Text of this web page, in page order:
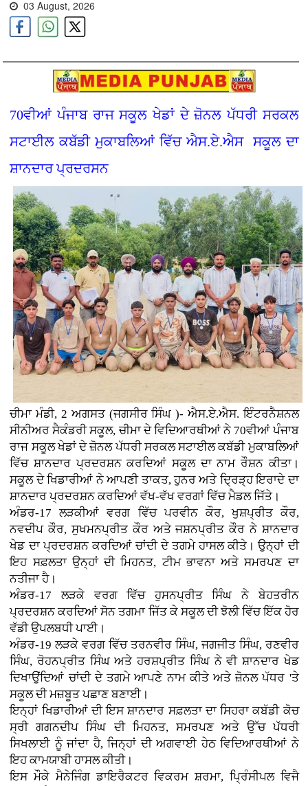
03 August, 2026
70ਵੀਆਂ ਪੰਜਾਬ ਰਾਜ ਸਕੂਲ ਖੇਡਾਂ ਦੇ ਜ਼ੋਨਲ ਪੱਧਰੀ ਸਰਕਲ
ਸਟਾਈਲ ਕਬੱਡੀ ਮੁਕਾਬਲਿਆਂ ਵਿੱਚ ਐਸ.ਏ.ਐਸ ਸਕੂਲ ਦਾ
ਸ਼ਾਨਦਾਰ ਪ੍ਰਦਰਸਨ
ਚੀਮਾ ਮੰਡੀ, 2 ਅਗਸਤ (ਜਗਸੀਰ ਸਿੰਘ )- ਐਸ.ਏ.ਐਸ. ਇੰਟਰਨੈਸ਼ਨਲ
ਸੀਨੀਅਰ ਸੈਕੰਡਰੀ ਸਕੂਲ, ਚੀਮਾ ਦੇ ਵਿਦਿਆਰਥੀਆਂ ਨੇ 70ਵੀਆਂ ਪੰਜਾਬ
ਰਾਜ ਸਕੂਲ ਖੇਡਾਂ ਦੇ ਜ਼ੋਨਲ ਪੱਧਰੀ ਸਰਕਲ ਸਟਾਈਲ ਕਬੱਡੀ ਮੁਕਾਬਲਿਆਂ
ਵਿੱਚ ਸ਼ਾਨਦਾਰ ਪ੍ਰਦਰਸ਼ਨ ਕਰਦਿਆਂ ਸਕੂਲ ਦਾ ਨਾਮ ਰੌਸ਼ਨ ਕੀਤਾ।
ਸਕੂਲ ਦੇ ਖਿਡਾਰੀਆਂ ਨੇ ਆਪਣੀ ਤਾਕਤ, ਹੁਨਰ ਅਤੇ ਦ੍ਰਿੜ੍ਹ ਇਰਾਦੇ ਦਾ
ਸ਼ਾਨਦਾਰ ਪ੍ਰਦਰਸ਼ਨ ਕਰਦਿਆਂ ਵੱਖ-ਵੱਖ ਵਰਗਾਂ ਵਿੱਚ ਮੈਡਲ ਜਿੱਤੇ।
ਅੰਡਰ-17 ਲੜਕੀਆਂ ਵਰਗ ਵਿੱਚ ਪਰਵੀਨ ਕੌਰ, ਖੁਸ਼ਪ੍ਰੀਤ ਕੌਰ,
ਨਵਦੀਪ ਕੌਰ, ਸੁਖਮਨਪ੍ਰੀਤ ਕੌਰ ਅਤੇ ਜਸ਼ਨਪ੍ਰੀਤ ਕੌਰ ਨੇ ਸ਼ਾਨਦਾਰ
ਖੇਡ ਦਾ ਪ੍ਰਦਰਸ਼ਨ ਕਰਦਿਆਂ ਚਾਂਦੀ ਦੇ ਤਗਮੇ ਹਾਸਲ ਕੀਤੇ। ਉਨ੍ਹਾਂ ਦੀ
ਇਹ ਸਫ਼ਲਤਾ ਉਨ੍ਹਾਂ ਦੀ ਮਿਹਨਤ, ਟੀਮ ਭਾਵਨਾ ਅਤੇ ਸਮਰਪਣ ਦਾ
ਨਤੀਜਾ ਹੈ।
ਅੰਡਰ-17 ਲੜਕੇ ਵਰਗ ਵਿੱਚ ਹੁਸਨਪ੍ਰੀਤ ਸਿੰਘ ਨੇ ਬੇਹਤਰੀਨ
ਪ੍ਰਦਰਸ਼ਨ ਕਰਦਿਆਂ ਸੋਨ ਤਗਮਾ ਜਿੱਤ ਕੇ ਸਕੂਲ ਦੀ ਝੋਲੀ ਵਿੱਚ ਇੱਕ ਹੋਰ
ਵੱਡੀ ਉਪਲਬਧੀ ਪਾਈ।
ਅੰਡਰ-19 ਲੜਕੇ ਵਰਗ ਵਿੱਚ ਤਰਨਵੀਰ ਸਿੰਘ, ਜਗਜੀਤ ਸਿੰਘ, ਰਣਵੀਰ
ਸਿੰਘ, ਰੋਹਨਪ੍ਰੀਤ ਸਿੰਘ ਅਤੇ ਹਰਸ਼ਪ੍ਰੀਤ ਸਿੰਘ ਨੇ ਵੀ ਸ਼ਾਨਦਾਰ ਖੇਡ
ਦਿਖਾਉਂਦਿਆਂ ਚਾਂਦੀ ਦੇ ਤਗਮੇ ਆਪਣੇ ਨਾਮ ਕੀਤੇ ਅਤੇ ਜ਼ੋਨਲ ਪੱਧਰ 'ਤੇ
ਸਕੂਲ ਦੀ ਮਜ਼ਬੂਤ ਪਛਾਣ ਬਣਾਈ।
ਇਨ੍ਹਾਂ ਖਿਡਾਰੀਆਂ ਦੀ ਇਸ ਸ਼ਾਨਦਾਰ ਸਫ਼ਲਤਾ ਦਾ ਸਿਹਰਾ ਕਬੱਡੀ ਕੋਚ
ਸ੍ਰੀ ਗਗਨਦੀਪ ਸਿੰਘ ਦੀ ਮਿਹਨਤ, ਸਮਰਪਣ ਅਤੇ ਉੱਚ ਪੱਧਰੀ
ਸਿਖਲਾਈ ਨੂੰ ਜਾਂਦਾ ਹੈ, ਜਿਨ੍ਹਾਂ ਦੀ ਅਗਵਾਈ ਹੇਠ ਵਿਦਿਆਰਥੀਆਂ ਨੇ
ਇਹ ਕਾਮਯਾਬੀ ਹਾਸਲ ਕੀਤੀ।
ਇਸ ਮੌਕੇ ਮੈਨੇਜਿੰਗ ਡਾਇਰੈਕਟਰ ਵਿਕਰਮ ਸ਼ਰਮਾ, ਪ੍ਰਿੰਸੀਪਲ ਵਿਜੈ